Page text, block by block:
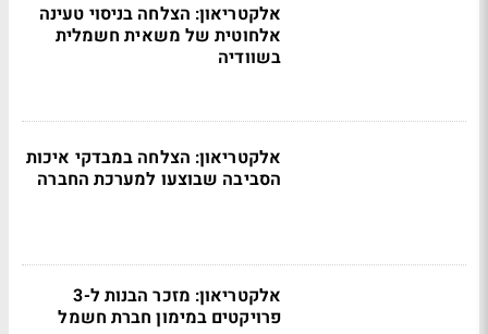
אלקטריאון: הצלחה בניסוי טעינה
אלחוטית של משאית חשמלית
בשוודיה
אלקטריאון: הצלחה במבדקי איכות
הסביבה שבוצעו למערכת החברה
אלקטריאון: מזכר הבנות ל-3
פרויקטים במימון חברת חשמל